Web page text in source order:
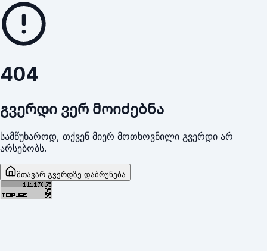
404
გვერდი ვერ მოიძებნა
სამწუხაროდ, თქვენ მიერ მოთხოვნილი გვერდი არ
არსებობს.
მთავარ გვერდზე დაბრუნება